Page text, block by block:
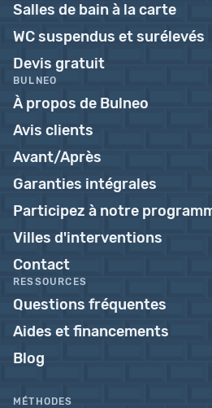
Salles de bain à la carte
WC suspendus et surélevés
Devis gratuit
BULNEO
À propos de Bulneo
Avis clients
Avant/Après
Garanties intégrales
Participez à notre
Villes d'interventions
Contact
RESSOURCES
Questions fréquentes
Aides et financements
Blog
MÉTHODES